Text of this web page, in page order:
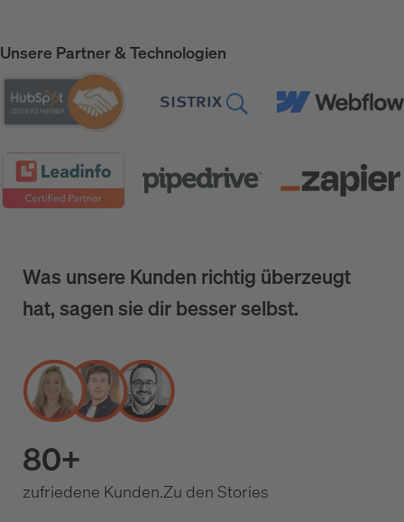
Unsere Partner & Technologien
Was unsere Kunden richtig überzeugt
hat, sagen sie dir besser selbst.
80+
zufriedene Kunden.Zu den Stories